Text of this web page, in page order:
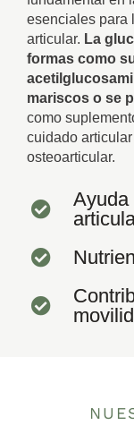
esenciales para
articular. La
formas como
mariscos o se
como
cuidado
osteoarticular.
Ayuda